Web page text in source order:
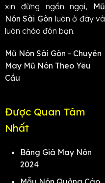
xin đừng ngần ngại, Mũ
Nón Sài Gòn luôn ở đây và
luôn chào đón bạn.
Mũ Nón Sài Gòn - Chuyên
May Mũ Nón Theo Yêu
Cầu
Được Quan Tâm
Nhất
Bảng Giá May Nón
2024